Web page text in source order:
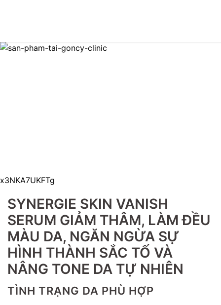
SYNERGIE SKIN VANISH
SERUM GIẢM THÂM, LÀM ĐỀU
MÀU DA, NGĂN NGỪA SỰ
HÌNH THÀNH SẮC TỐ VÀ
NÂNG TONE DA TỰ NHIÊN
TÌNH TRẠNG DA PHÙ HỢP